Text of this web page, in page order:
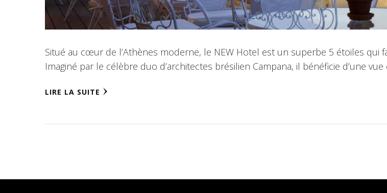
Situé au cœur de l’Athènes moderne, le NEW Hotel est un superbe 5 étoiles qui
Imaginé par le célèbre duo d’architectes brésilien Campana, il bénéficie d’une
LIRE LA SUITE